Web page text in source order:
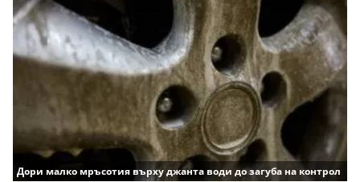
Дори малко мръсотия върху джанта води до загуба на контрол